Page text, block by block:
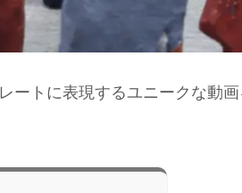
ートに表現するユニークな動